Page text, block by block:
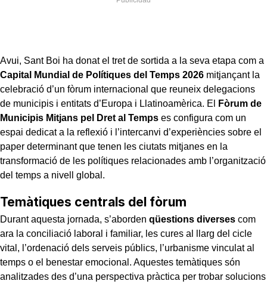
Avui, Sant Boi ha donat el tret de sortida a la seva etapa com a
Capital Mundial de Polítiques del Temps 2026 mitjançant la
celebració d’un fòrum internacional que reuneix delegacions
de municipis i entitats d’Europa i Llatinoamèrica. El
Fòrum de
Municipis Mitjans pel Dret al Temps es configura com un
espai dedicat a la reflexió i l’intercanvi d’experiències sobre el
paper determinant que tenen les ciutats mitjanes en la
transformació de les polítiques relacionades amb l’organització
del temps a nivell global.
Temàtiques centrals del fòrum
Durant aquesta jornada, s’aborden qüestions diverses com
ara la conciliació laboral i familiar, les cures al llarg del cicle
vital, l’ordenació dels serveis públics, l’urbanisme vinculat al
temps o el benestar emocional. Aquestes temàtiques són
analitzades des d’una perspectiva pràctica per trobar solucions